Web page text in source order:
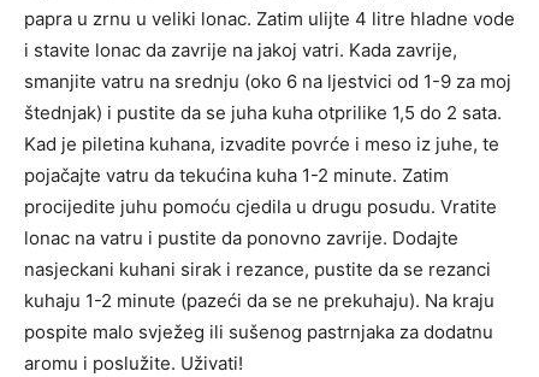
papra u zrnu u veliki lonac. Zatim ulijte 4 litre hladne vode
i stavite lonac da zavrije na jakoj vatri. Kada zavrije,
smanjite vatru na srednju (oko 6 na ljestvici od 1-9 za moj
štednjak) i pustite da se juha kuha otprilike 1,5 do 2 sata.
Kad je piletina kuhana, izvadite povrće i meso iz juhe, te
pojačajte vatru da tekućina kuha 1-2 minute. Zatim
procijedite juhu pomoću cjedila u drugu posudu. Vratite
lonac na vatru i pustite da ponovno zavrije. Dodajte
nasjeckani kuhani sirak i rezance, pustite da se rezanci
kuhaju 1-2 minute (pazeći da se ne prekuhaju). Na kraju
pospite malo svježeg ili sušenog pastrnjaka za dodatnu
aromu i poslužite. Uživati!